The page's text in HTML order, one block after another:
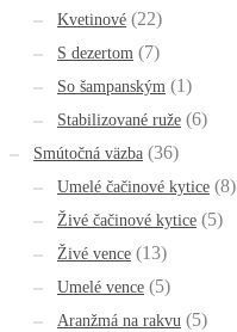
Kvetinové (22)
S dezertom (7)
So šampanským (1)
Stabilizované ruže (6)
Smútočná väzba (36)
Umelé čačinové kytice (8)
Živé čačinové kytice (5)
Živé vence (13)
Umelé vence (5)
Aranžmá na rakvu (5)